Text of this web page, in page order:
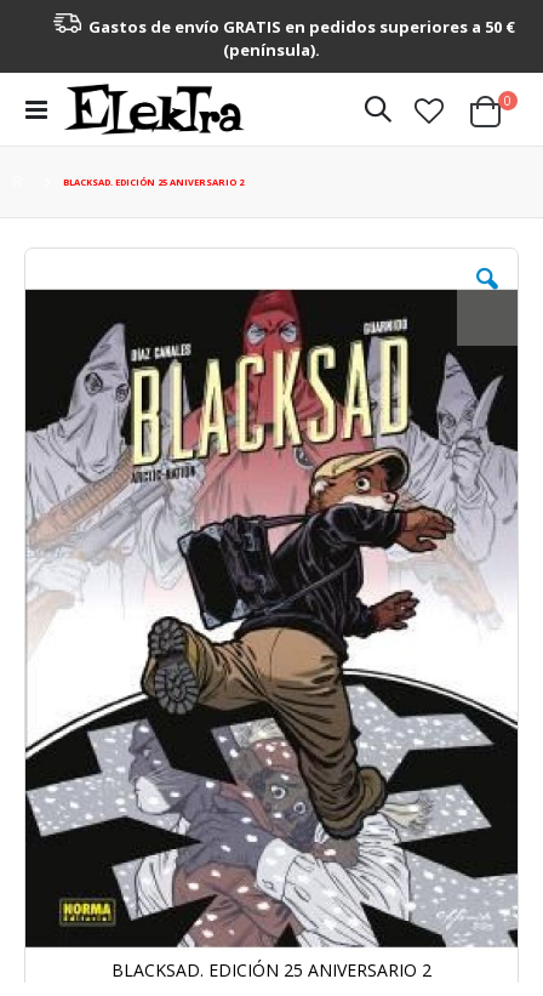
Gastos de envío GRATIS en pedidos superiores a 50 €
(península).
Toggle
Nav
Cart
0
BLACKSAD. EDICIÓN 25 ANIVERSARIO 2
Saltar
imágenes
BLACKSAD. EDICIÓN 25 ANIVERSARIO 2